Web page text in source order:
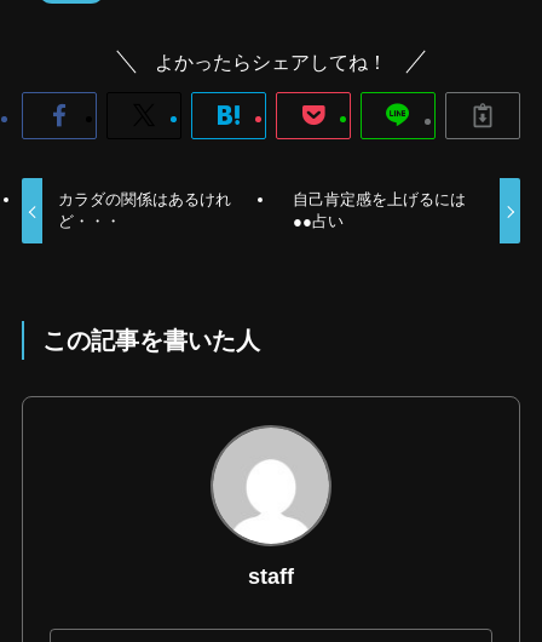
よかったらシェアしてね！
カラダの関係はあるけれ
ど・・・
自己肯定感を上げるには
●●占い
この記事を書いた人
staff